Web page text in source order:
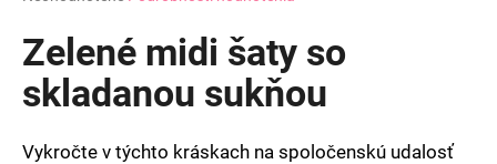
produktu
je
0,0
z
hviezdičiek.
Zelené midi šaty so
skladanou sukňou
Vykročte v týchto kráskach na spoločenskú udalosť